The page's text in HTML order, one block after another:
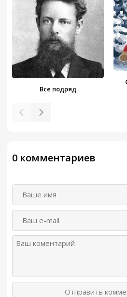
Все подряд
0 комментариев
Отправить